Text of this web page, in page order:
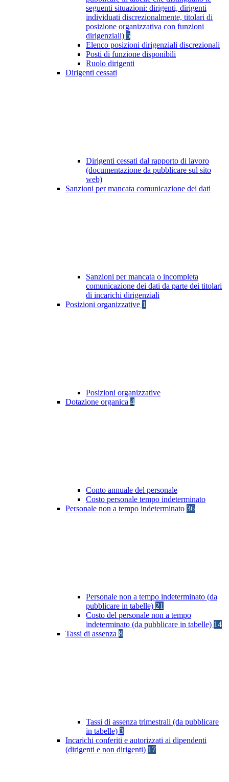
seguenti situazioni: dirigenti, dirigenti
individuati discrezionalmente, titolari di
posizione organizzativa con funzioni
dirigenziali) 5
Elenco posizioni dirigenziali discrezionali
Posti di funzione disponibili
Ruolo dirigenti
Dirigenti cessati
Dirigenti cessati dal rapporto di lavoro
(documentazione da pubblicare sul sito
web)
Sanzioni per mancata comunicazione dei dati
Sanzioni per mancata o incompleta
comunicazione dei dati da parte dei titolari
di incarichi dirigenziali
Posizioni organizzative 1
Posizioni organizzative
Dotazione organica 4
Conto annuale del personale
Costo personale tempo indeterminato
Personale non a tempo indeterminato 36
Personale non a tempo indeterminato (da
pubblicare in tabelle) 21
Costo del personale non a tempo
indeterminato (da pubblicare in tabelle) 14
Tassi di assenza 8
Tassi di assenza trimestrali (da pubblicare
in tabelle) 3
Incarichi conferiti e autorizzati ai dipendenti
(dirigenti e non dirigenti) 17